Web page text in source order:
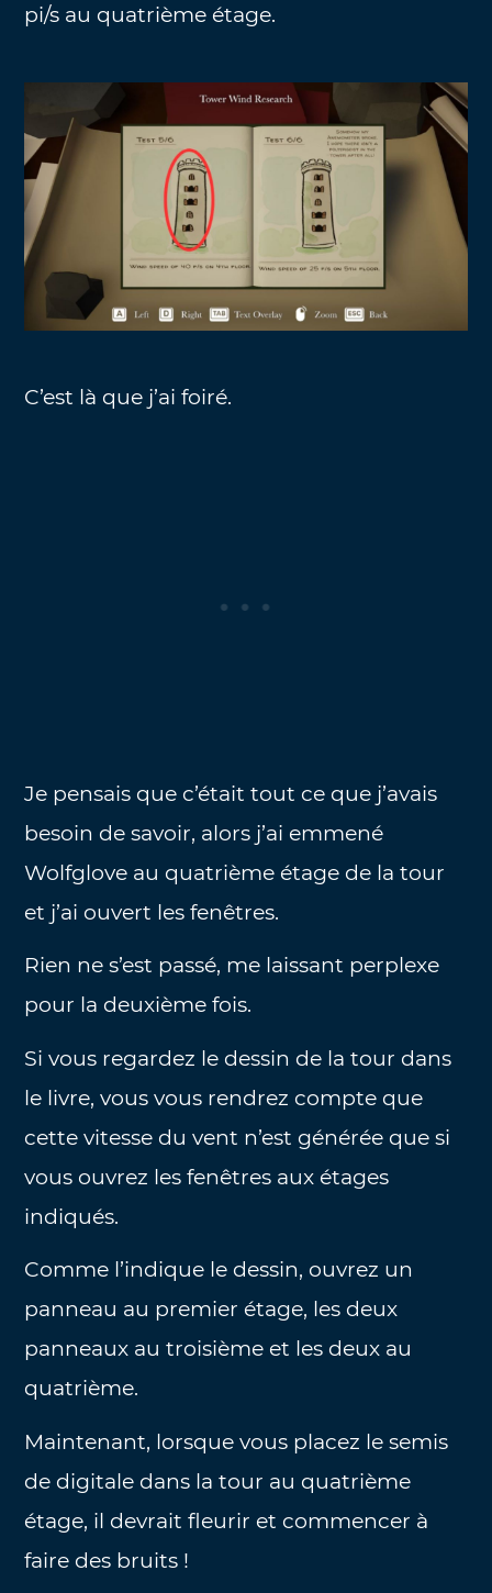
pi/s au quatrième étage.
C’est là que j’ai foiré.
Je pensais que c’était tout ce que j’avais
besoin de savoir, alors j’ai emmené
Wolfglove au quatrième étage de la tour
et j’ai ouvert les fenêtres.
Rien ne s’est passé, me laissant perplexe
pour la deuxième fois.
Si vous regardez le dessin de la tour dans
le livre, vous vous rendrez compte que
cette vitesse du vent n’est générée que si
vous ouvrez les fenêtres aux étages
indiqués.
Comme l’indique le dessin, ouvrez un
panneau au premier étage, les deux
panneaux au troisième et les deux au
quatrième.
Maintenant, lorsque vous placez le semis
de digitale dans la tour au quatrième
étage, il devrait fleurir et commencer à
faire des bruits !